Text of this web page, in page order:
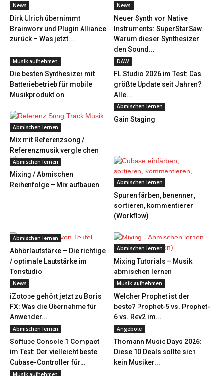
News
Dirk Ulrich übernimmt
Brainworx und Plugin Alliance
zurück – Was jetzt...
News
Neuer Synth von Native
Instruments: SuperStarSaw.
Warum dieser Synthesizer
den Sound...
Musik aufnehmen
Die besten Synthesizer mit
Batteriebetrieb für mobile
Musikproduktion
DAW
FL Studio 2026 im Test: Das
größte Update seit Jahren?
Alle...
Abmischen lernen
Mix mit Referenzsong /
Referenzmusik vergleichen
Abmischen lernen
Gain Staging
Abmischen lernen
Mixing / Abmischen
Reihenfolge – Mix aufbauen
Abmischen lernen
Spuren färben, benennen,
sortieren, kommentieren
(Workflow)
Abmischen lernen
Abhörlautstärke – Die richtige
/ optimale Lautstärke im
Tonstudio
Abmischen lernen
Mixing Tutorials – Musik
abmischen lernen
News
iZotope gehört jetzt zu Boris
FX: Was die Übernahme für
Anwender...
Musik aufnehmen
Welcher Prophet ist der
beste? Prophet-5 vs. Prophet-
6 vs. Rev2 im...
Abmischen lernen
Softube Console 1 Compact
im Test: Der vielleicht beste
Cubase-Controller für...
Angebote
Thomann Music Days 2026:
Diese 10 Deals sollte sich
kein Musiker...
Musik aufnehmen